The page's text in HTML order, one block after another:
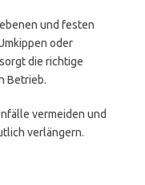
und festen
oder
die richtige
Betrieb.
vermeiden und
verlängern.